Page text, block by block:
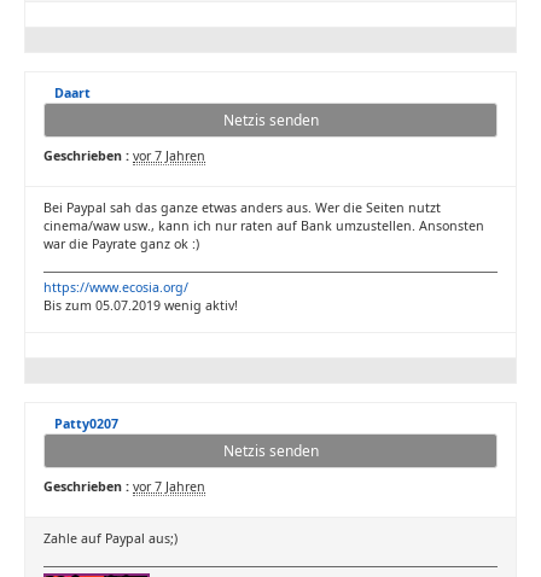
Daart
Netzis senden
Geschrieben : vor 7 Jahren
Bei Paypal sah das ganze etwas anders aus. Wer die Seiten nutzt
cinema/waw usw., kann ich nur raten auf Bank umzustellen. Ansonsten
war die Payrate ganz ok :)
https://www.ecosia.org/
Bis zum 05.07.2019 wenig aktiv!
Patty0207
Netzis senden
Geschrieben : vor 7 Jahren
Zahle auf Paypal aus;)